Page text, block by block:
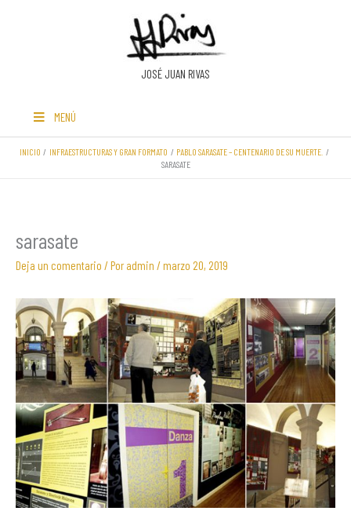
JOSÉ JUAN RIVAS
MENÚ
INICIO INFRAESTRUCTURAS Y GRAN FORMATO
PABLO SARASATE – CENTENARIO DE SU MUERTE.
SARASATE
sarasate
Deja un comentario / Poradmin /marzo 20, 2019